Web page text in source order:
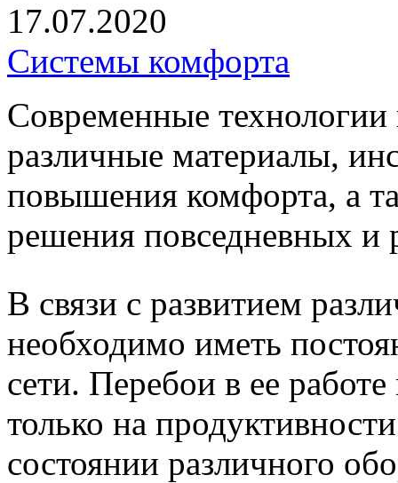
17.07.2020
Системы комфорта
Современные технологии
различные материалы,
повышения комфорта, а
решения повседневных и
В связи с развитием
необходимо иметь
сети. Перебои в ее работе
только на
состоянии различного